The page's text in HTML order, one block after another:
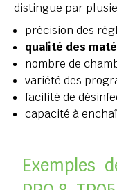
distingue par
précision des
qualité des
nombre de
variété des
facilité de
capacité à
Exemples